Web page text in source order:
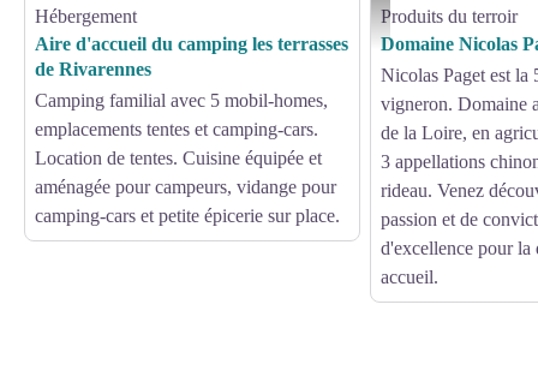
Hébergement
Aire d'accueil du camping les terrasses
de Rivarennes
Camping familial avec 5 mobil-homes,
emplacements tentes et camping-cars.
Location de tentes. Cuisine équipée et
aménagée pour campeurs, vidange pour
camping-cars et petite épicerie sur place.
Domaine Nicolas Paget -
Produits du terroir
Domaine Nicolas
Nicolas Paget est la
vigneron. Domaine
de la Loire, en
3 appellations
rideau. Venez
passion et de
d'excellence pour la
accueil.